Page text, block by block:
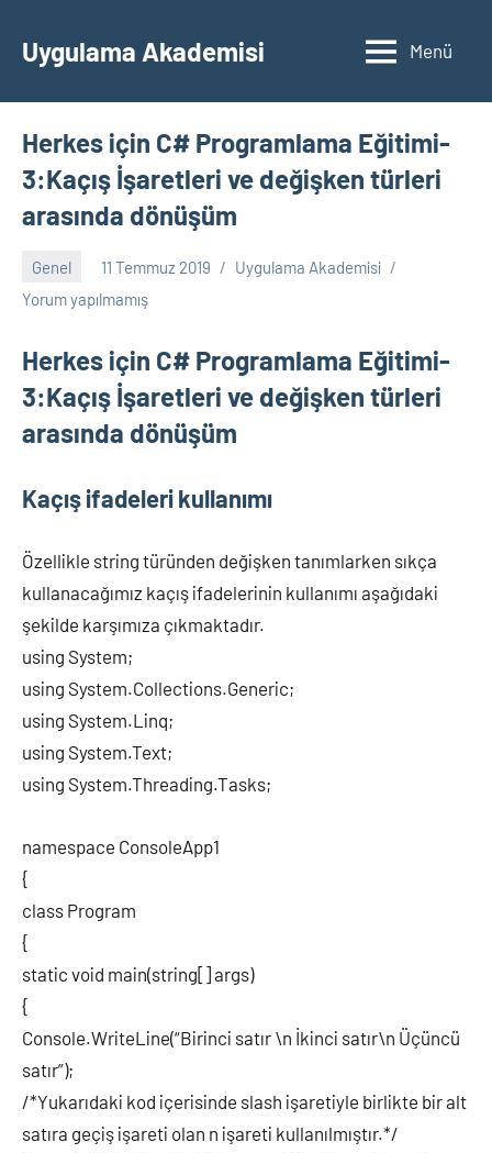
geçUygulama Akademisi Menü
Herkes için C# Programlama Eğitimi-
3:Kaçış İşaretleri ve değişken türleri
arasında dönüşüm
Genel 11 Temmuz 2019
Uygulama Akademisi
Yorum yapılmamış
Herkes için C# Programlama Eğitimi-
3:Kaçış İşaretleri ve değişken türleri
arasında dönüşüm
Kaçış ifadeleri kullanımı
Özellikle string türünden değişken tanımlarken sıkça
kullanacağımız kaçış ifadelerinin kullanımı aşağıdaki
şekilde karşımıza çıkmaktadır.
using System;
using System.Collections.Generic;
using System.Linq;
using System.Text;
using System.Threading.Tasks;
namespace ConsoleApp1
{
class Program
{
static void main(string[] args)
{
Console.WriteLine(“Birinci satır \n İkinci satır\n Üçüncü
satır”);
/*Yukarıdaki kod içerisinde slash işaretiyle birlikte bir alt
satıra geçiş işareti olan n işareti kullanılmıştır.*/